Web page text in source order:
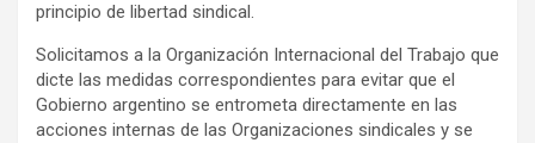
principio de libertad sindical.
Solicitamos a la Organización Internacional del Trabajo que
dicte las medidas correspondientes para evitar que el
Gobierno argentino se entrometa directamente en las
acciones internas de las Organizaciones sindicales y se